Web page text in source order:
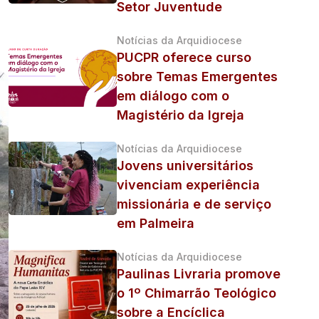
Setor Juventude
Notícias da Arquidiocese
PUCPR oferece curso
sobre Temas Emergentes
em diálogo com o
Magistério da Igreja
Notícias da Arquidiocese
Jovens universitários
vivenciam experiência
missionária e de serviço
em Palmeira
Notícias da Arquidiocese
Paulinas Livraria promove
o 1º Chimarrão Teológico
sobre a Encíclica